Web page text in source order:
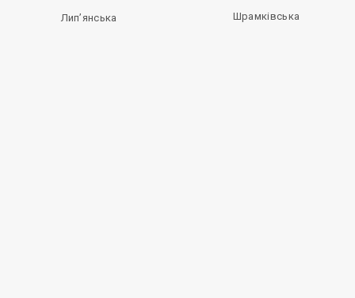
Лип’янська
Шрамківська